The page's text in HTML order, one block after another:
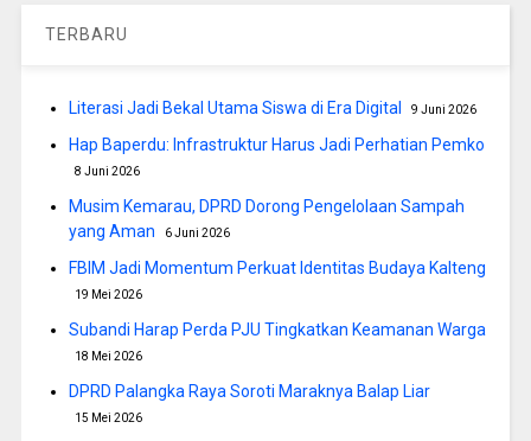
TERBARU
Literasi Jadi Bekal Utama Siswa di Era Digital 9 Juni 2026
Hap Baperdu: Infrastruktur Harus Jadi Perhatian Pemko
8 Juni 2026
Musim Kemarau, DPRD Dorong Pengelolaan Sampah
yang Aman
6 Juni 2026
FBIM Jadi Momentum Perkuat Identitas Budaya Kalteng
19 Mei 2026
Subandi Harap Perda PJU Tingkatkan Keamanan Warga
18 Mei 2026
DPRD Palangka Raya Soroti Maraknya Balap Liar
15 Mei 2026